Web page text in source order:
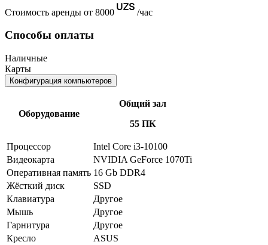
Стоимость аренды от 8000 /час
Способы оплаты
Наличные
Карты
Конфигурация компьютеров
Оборудование
Общий зал
55 ПК
Процессор
Intel Core i3-10100
Видеокарта
NVIDIA GeForce 1070Ti
Оперативная память 16 Gb DDR4
Жёсткий диск
SSD
Клавиатура
Другое
Мышь
Другое
Гарнитура
Другое
Кресло
ASUS